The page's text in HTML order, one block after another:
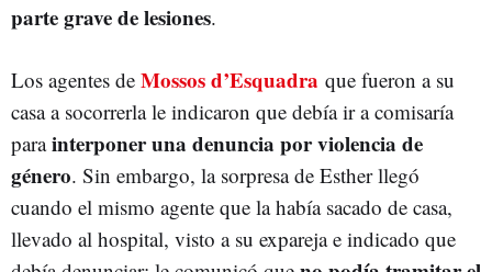
parte grave de lesiones.
Los agentes de Mossos d’Esquadra que fueron a su
casa a socorrerla le indicaron que debía ir a comisaría
parainterponer una denuncia por violencia de
género. Sin embargo, la sorpresa de Esther llegó
cuando el mismo agente que la había sacado de casa,
llevado al hospital, visto a su expareja e indicado que